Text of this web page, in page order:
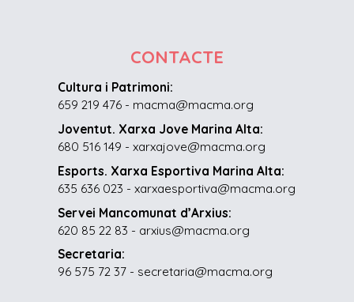
CONTACTE
Cultura i Patrimoni:
659 219 476 - macma@macma.org
Joventut. Xarxa Jove Marina Alta:
680 516 149 - xarxajove@macma.org
Esports. Xarxa Esportiva Marina Alta:
635 636 023 - xarxaesportiva@macma.org
Servei Mancomunat d’Arxius:
620 85 22 83 - arxius@macma.org
Secretaria:
96 575 72 37 - secretaria@macma.org